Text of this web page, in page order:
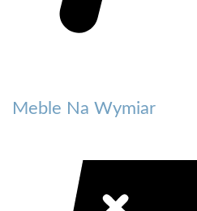
Meble Na Wymiar